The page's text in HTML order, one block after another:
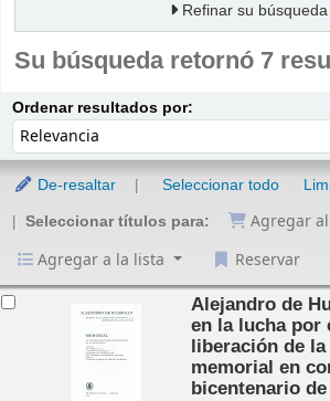
Refinar su búsqueda
Su búsqueda retornó 7
Ordenar resultados por:
De-resaltar Seleccionar todo
Seleccionar títulos para:
Agregar
Agregar a la lista
Reservar
Alejandro de
en la lucha por
liberación de
memorial en
bicentenario